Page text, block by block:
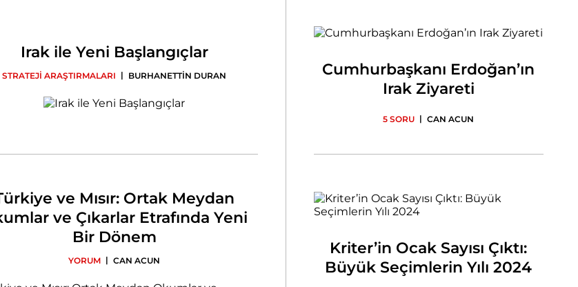
Irak ile Yeni Başlangıçlar
STRATEJİ ARAŞTIRMALARI | BURHANETTİN DURAN
Cumhurbaşkanı Erdoğan’ın
Irak Ziyareti
5 SORU | CAN ACUN
ve Mısır: Ortak Meydan
ve Çıkarlar Etrafında Yeni
Bir Dönem
YORUM | CAN ACUN
Kriter’in Ocak Sayısı Çıktı:
Büyük Seçimlerin Yılı 2024